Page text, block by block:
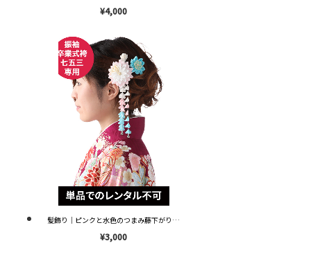
¥4,000
髪飾り｜ピンクと水色のつまみ藤下がり｜KZ0010 ※単品レンタル不可※
¥3,000